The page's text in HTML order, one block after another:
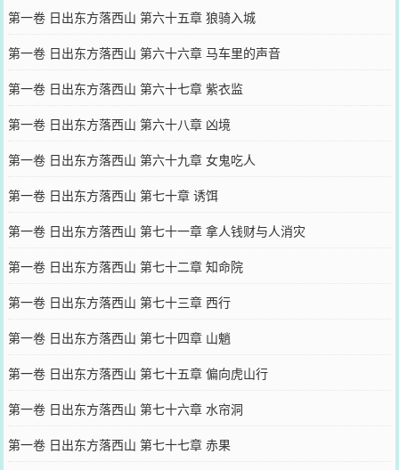
第一卷 日出东方落西山 第六十五章 狼骑入城
第一卷 日出东方落西山 第六十六章 马车里的声音
第一卷 日出东方落西山 第六十七章 紫衣监
第一卷 日出东方落西山 第六十八章 凶境
第一卷 日出东方落西山 第六十九章 女鬼吃人
第一卷 日出东方落西山 第七十章 诱饵
第一卷 日出东方落西山 第七十一章 拿人钱财与人消灾
第一卷 日出东方落西山 第七十二章 知命院
第一卷 日出东方落西山 第七十三章 西行
第一卷 日出东方落西山 第七十四章 山魈
第一卷 日出东方落西山 第七十五章 偏向虎山行
第一卷 日出东方落西山 第七十六章 水帘洞
第一卷 日出东方落西山 第七十七章 赤果